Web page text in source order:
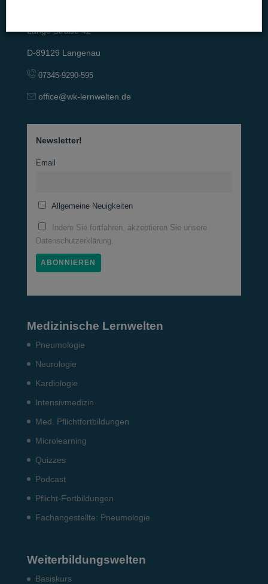
Lange Straße 42
D-89129 Langenau
07345-9290-595
office@wk-lernwelten.de
Newsletter!
Email
Allgemeine Neuigkeiten
Indem Sie fortfahren, akzeptieren Sie unsere
Datenschutzerklärung.
Medizinische Lernwelten
Pneumo­logie
Neurologie
Kardiologie
Intensiv­medizin
Med. Pflichtfort­bildun­gen
Microlearning
Quizzes
Podcast
Pflicht-Fort­bildun­gen
Fach­angestellte: Pneumo­logie
Weiterbildungswelten
Basiskurs